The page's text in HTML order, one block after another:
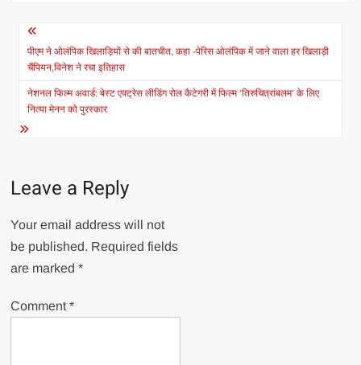
Post
navigation
पीएम ने ओलंपिक खिलाड़ियों से की बातचीत, कहा -पेरिस ओलंपिक में जाने वाला हर खिलाड़ी
चैंपियन,विनेश ने रचा इतिहास
नेशनल फिल्म अवार्ड: बेस्ट एक्ट्रेस लीडिंग रोल कैटेगरी में फिल्म ‘तिरुचित्रांबलम’ के लिए
नित्या मेनन को पुरस्कार
Leave a Reply
Your email address will not
be published. Required fields
are marked*
Comment*